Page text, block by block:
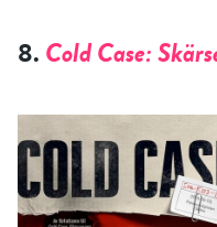
8.Cold Case: